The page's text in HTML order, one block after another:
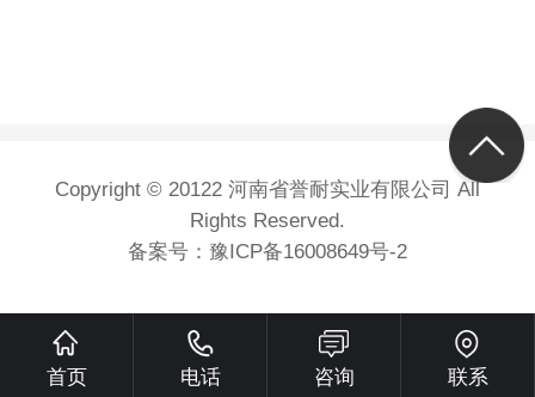
Copyright © 20122 河南省誉耐实业有限公司 All
Rights Reserved.
备案号： 豫ICP备16008649号-2
首页 电话 咨询 联系